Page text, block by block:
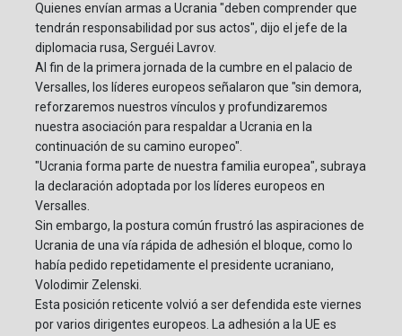
Quienes envían armas a Ucrania "deben comprender que
tendrán responsabilidad por sus actos", dijo el jefe de la
diplomacia rusa, Serguéi Lavrov.
Al fin de la primera jornada de la cumbre en el palacio de
Versalles, los líderes europeos señalaron que "sin demora,
reforzaremos nuestros vínculos y profundizaremos
nuestra asociación para respaldar a Ucrania en la
continuación de su camino europeo".
"Ucrania forma parte de nuestra familia europea", subraya
la declaración adoptada por los líderes europeos en
Versalles.
Sin embargo, la postura común frustró las aspiraciones de
Ucrania de una vía rápida de adhesión el bloque, como lo
había pedido repetidamente el presidente ucraniano,
Volodimir Zelenski.
Esta posición reticente volvió a ser defendida este viernes
por varios dirigentes europeos. La adhesión a la UE es